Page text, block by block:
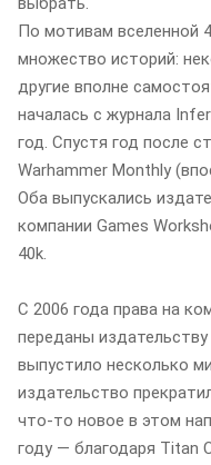
По мотивам вселенной
множество историй:
другие вполне
началась с журнала
год. Спустя год после
Warhammer Monthly
Оба выпускались
компании Games
40k.
С 2006 года права на
переданы
выпустило несколько
издательство
что-то новое в этом
году — благодаря Titan